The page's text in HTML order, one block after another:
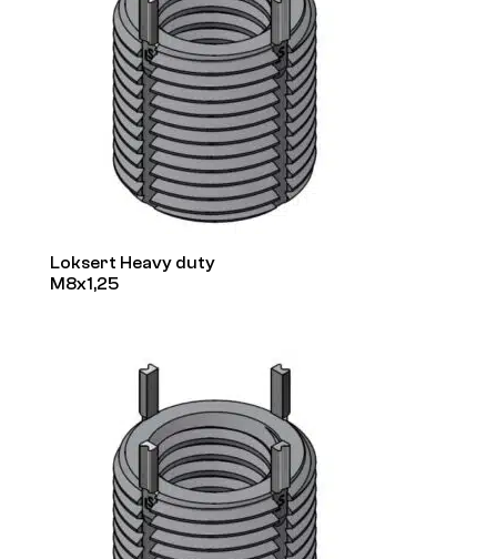
Loksert Heavy duty
M8x1,25